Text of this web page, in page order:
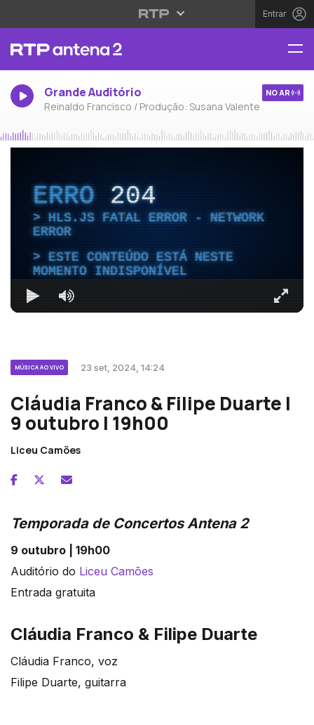
Entrar
Grande Auditório
Reinaldo Francisco / Produção: Susana Valente
NO AR
ERRO204
HLS.JS FATAL ERROR - NETWORK
ERROR
ESTE CONTEÚDO ESTÁ NESTE
MOMENTO INDISPONÍVEL
MÚSICA AO VIVO 23 set, 2024, 14:24
Cláudia Franco & Filipe Duarte |
9 outubro | 19h00
Liceu Camões
Temporada de Concertos Antena 2
9 outubro | 19h00
Auditório do Liceu Camões
Entrada gratuita
Cláudia Franco & Filipe Duarte
Cláudia Franco, voz
Filipe Duarte, guitarra